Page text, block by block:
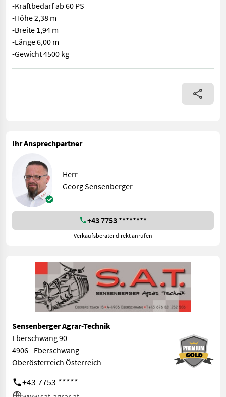
-Kraftbedarf ab 60 PS
-Höhe 2,38 m
-Breite 1,94 m
-Länge 6,00 m
-Gewicht 4500 kg
Futtermischwagen Euromilk Puma 11 -Volumen 11 m³ -10-
Ihr Ansprechpartner
Herr
Georg Sensenberger
+43 7753 ********
Verkaufsberater direkt anrufen
Sensenberger Agrar-Technik
Eberschwang 90
4906 - Eberschwang
Oberösterreich Österreich
+43 7753 *****